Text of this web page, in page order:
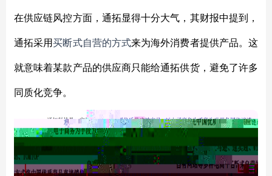
在供应链风控方面，通拓显得十分大气，其财报中提到，
通拓采用买断式自营的方式来为海外消费者提供产品。这
就意味着某款产品的供应商只能给通拓供货，避免了许多
同质化竞争。